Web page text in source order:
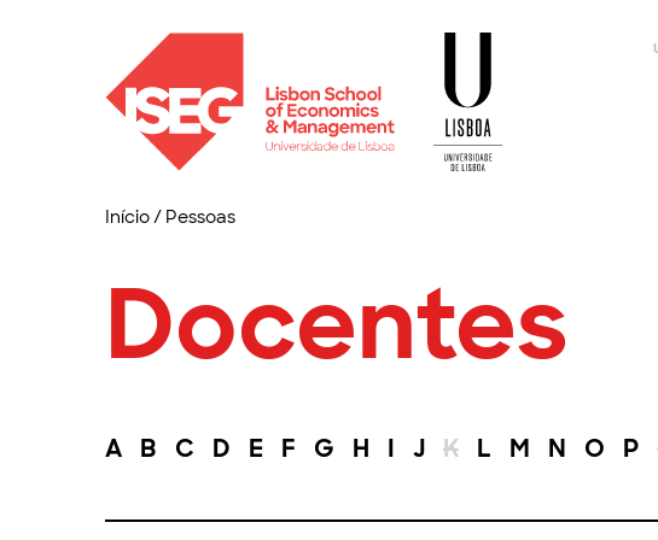
Início/ Pessoas
Docentes
A B C D E F G H I J K L M N O P